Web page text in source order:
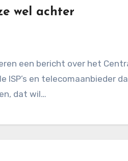
wel achter
ISP’s en telecomaanbieder
dat wil…